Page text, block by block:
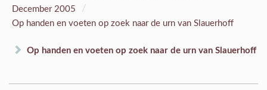
December 2005 /
Op handen en voeten op zoek naar de urn van Slauerhoff
Op handen en voeten op zoek naar de urn van Slauerhoff